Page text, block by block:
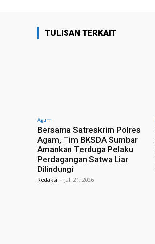
TULISAN TERKAIT
Agam
Bersama Satreskrim Polres
Agam, Tim BKSDA Sumbar
Amankan Terduga Pelaku
Perdagangan Satwa Liar
Dilindungi
Redaksi - Juli 21, 2026